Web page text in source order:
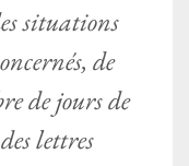
situations
de
de jours de
lettres